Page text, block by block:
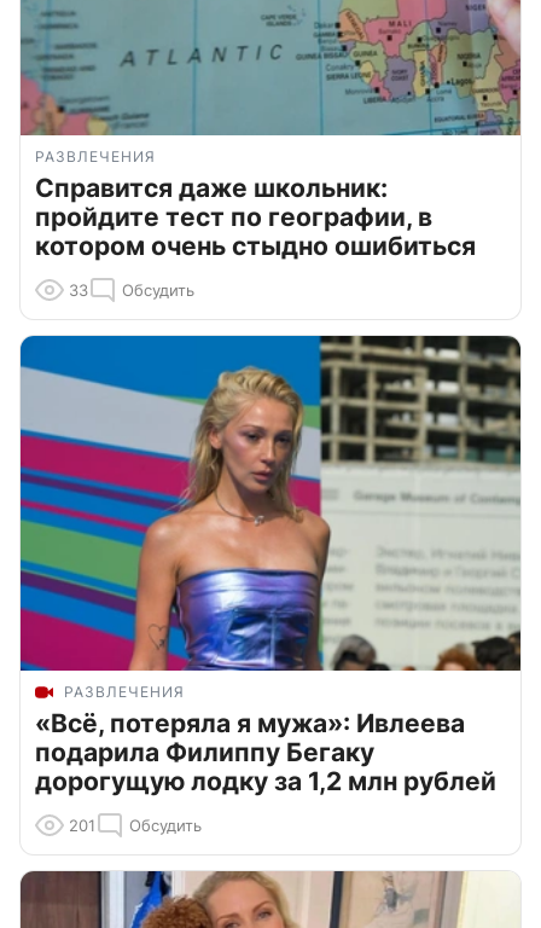
РАЗВЛЕЧЕНИЯ
Справится даже школьник:
пройдите тест по географии, в
котором очень стыдно ошибиться
33 Обсудить
РАЗВЛЕЧЕНИЯ
«Всё, потеряла я мужа»: Ивлеева
подарила Филиппу Бегаку
дорогущую лодку за 1,2 млн рублей
201 Обсудить